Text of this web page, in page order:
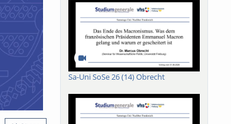
Sa-Uni SoSe 26 (14) Obrecht